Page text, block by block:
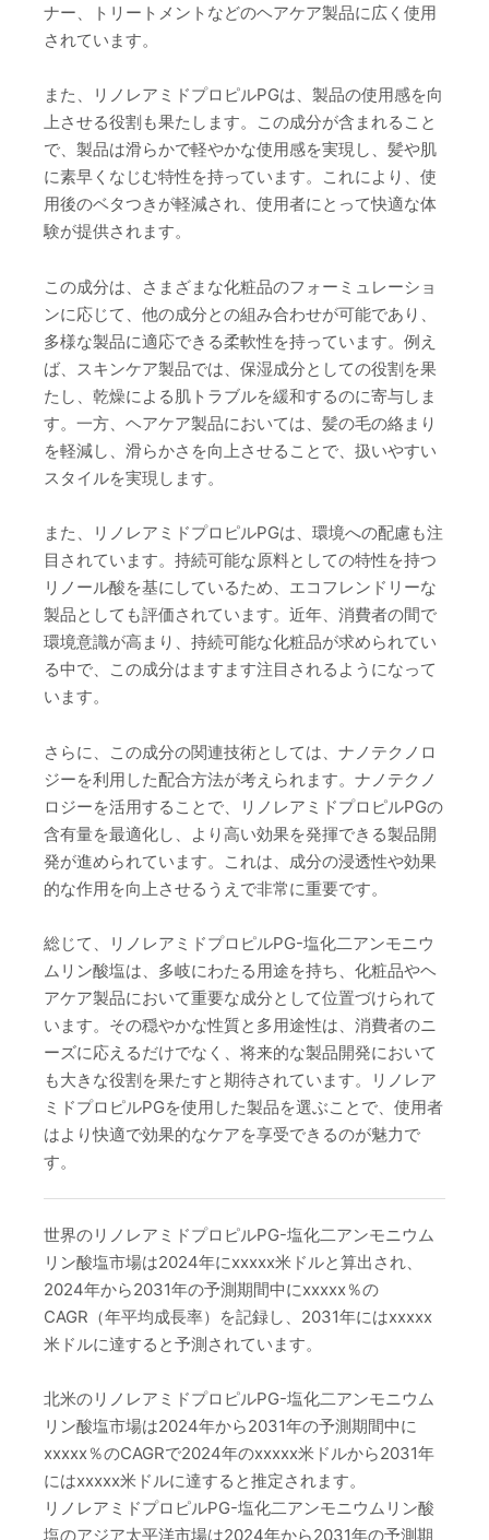
ナー、トリートメントなどのヘアケア製品に広く使用
されています。
また、リノレアミドプロピルPGは、製品の使用感を向
上させる役割も果たします。この成分が含まれること
で、製品は滑らかで軽やかな使用感を実現し、髪や肌
に素早くなじむ特性を持っています。これにより、使
用後のベタつきが軽減され、使用者にとって快適な体
験が提供されます。
この成分は、さまざまな化粧品のフォーミュレーショ
ンに応じて、他の成分との組み合わせが可能であり、
多様な製品に適応できる柔軟性を持っています。例え
ば、スキンケア製品では、保湿成分としての役割を果
たし、乾燥による肌トラブルを緩和するのに寄与しま
す。一方、ヘアケア製品においては、髪の毛の絡まり
を軽減し、滑らかさを向上させることで、扱いやすい
スタイルを実現します。
また、リノレアミドプロピルPGは、環境への配慮も注
目されています。持続可能な原料としての特性を持つ
リノール酸を基にしているため、エコフレンドリーな
製品としても評価されています。近年、消費者の間で
環境意識が高まり、持続可能な化粧品が求められてい
る中で、この成分はますます注目されるようになって
います。
さらに、この成分の関連技術としては、ナノテクノロ
ジーを利用した配合方法が考えられます。ナノテクノ
ロジーを活用することで、リノレアミドプロピルPGの
含有量を最適化し、より高い効果を発揮できる製品開
発が進められています。これは、成分の浸透性や効果
的な作用を向上させるうえで非常に重要です。
総じて、リノレアミドプロピルPG-塩化二アンモニウ
ムリン酸塩は、多岐にわたる用途を持ち、化粧品やヘ
アケア製品において重要な成分として位置づけられて
います。その穏やかな性質と多用途性は、消費者のニ
ーズに応えるだけでなく、将来的な製品開発において
も大きな役割を果たすと期待されています。リノレア
ミドプロピルPGを使用した製品を選ぶことで、使用者
はより快適で効果的なケアを享受できるのが魅力で
す。
世界のリノレアミドプロピルPG-塩化二アンモニウム
リン酸塩市場は2024年にxxxxx米ドルと算出され、
2024年から2031年の予測期間中にxxxxx％の
CAGR（年平均成長率）を記録し、2031年にはxxxxx
米ドルに達すると予測されています。
北米のリノレアミドプロピルPG-塩化二アンモニウム
リン酸塩市場は2024年から2031年の予測期間中に
xxxxx％のCAGRで2024年のxxxxx米ドルから2031年
にはxxxxx米ドルに達すると推定されます。
リノレアミドプロピルPG-塩化二アンモニウムリン酸
塩のアジア太平洋市場は2024年から2031年の予測期